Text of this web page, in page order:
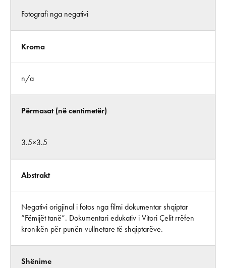
Fotografi nga negativi
Kroma
n/a
Përmasat (në centimetër)
3.5×3.5
Abstrakt
Negativi origjinal i fotos nga filmi dokumentar shqiptar
“Fëmijët tanë”. Dokumentari edukativ i Vitori Çelit rrëfen
kronikën për punën vullnetare të shqiptarëve.
Shënime